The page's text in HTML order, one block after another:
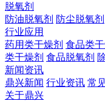
脱氧剂
防油脱氧剂 防尘脱氧剂
行业应用
药用类干燥剂 食品类干
类干燥剂 食品脱氧剂
新闻资讯
鼎兴新闻 行业资讯 常
关于鼎兴